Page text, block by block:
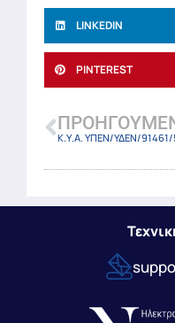
LINKEDIN
PINTEREST